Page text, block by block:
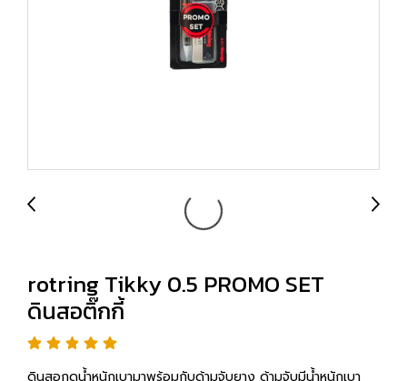
rotring Tikky 0.5 PROMO SET
ดินสอติ๊กกี้
ดินสอกดน้ำหนักเบามาพร้อมกับด้ามจับยาง ด้ามจับมีน้ำหนักเบา